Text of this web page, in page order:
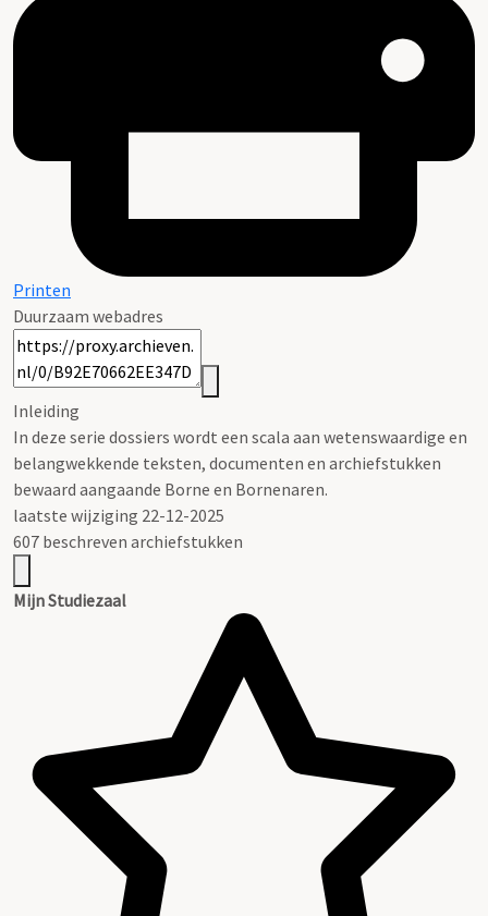
Printen
Duurzaam webadres
Inleiding
In deze serie dossiers wordt een scala aan wetenswaardige en
belangwekkende teksten, documenten en archiefstukken
bewaard aangaande Borne en Bornenaren.
laatste wijziging 22-12-2025
607 beschreven archiefstukken
Mijn Studiezaal